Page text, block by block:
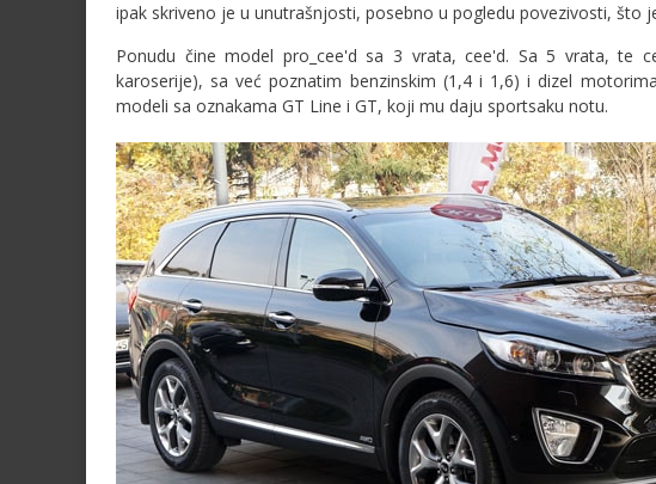
ipak skriveno je u unutrašnjosti, posebno u pogledu povezivosti, što
Ponudu čine model pro_cee'd sa 3 vrata, cee'd. Sa 5 vrata, te
karoserije), sa već poznatim benzinskim (1,4 i 1,6) i dizel
modeli sa oznakama GT Line i GT, koji mu daju sportsaku notu.